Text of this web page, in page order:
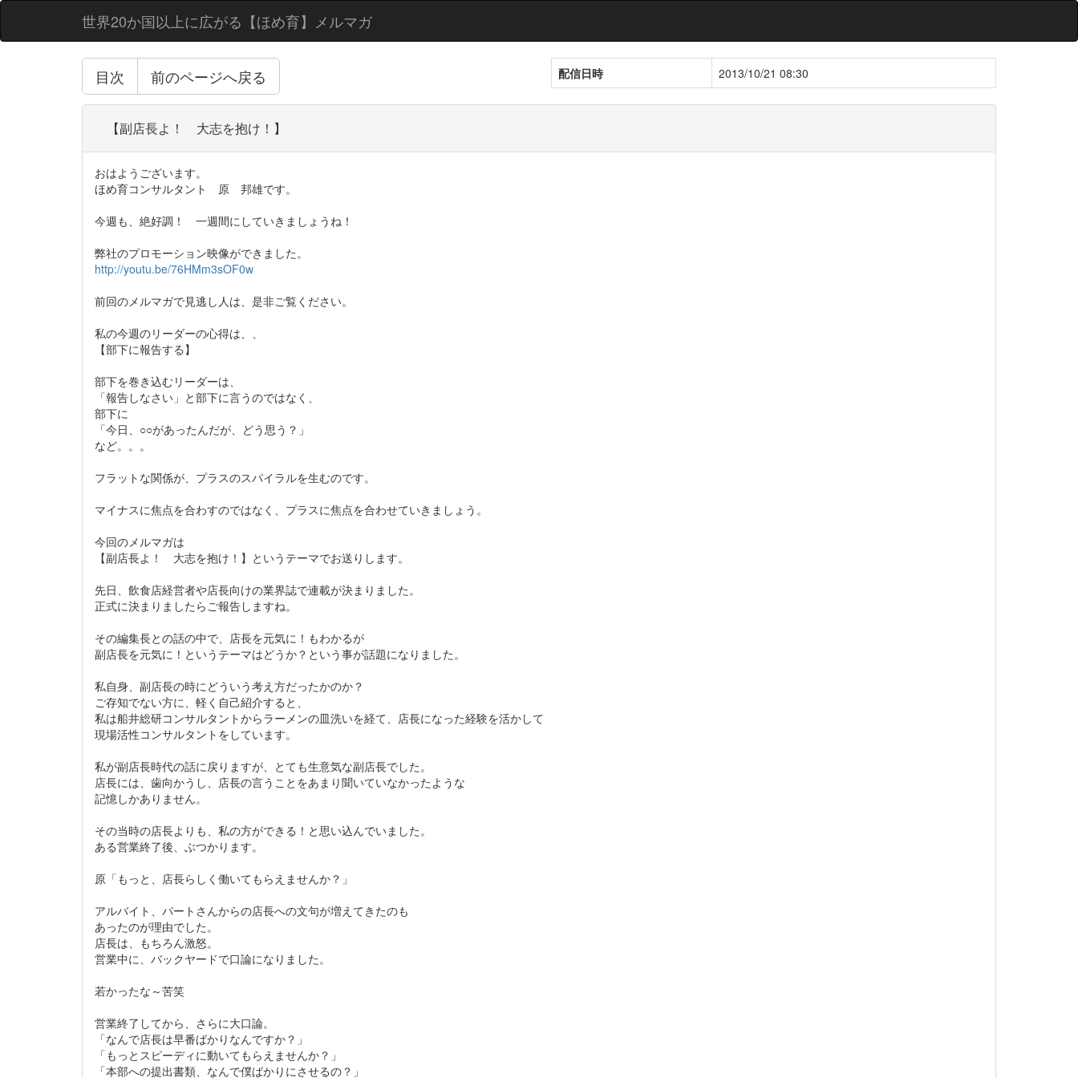
世界20か国以上に広がる【ほめ育】メルマガ
目次 前のページへ戻る 配信日時 2013/10/21 08:30
【副店長よ！ 大志を抱け！】
おはようございます。
ほめ育コンサルタント 原 邦雄です。
今週も、絶好調！ 一週間にしていきましょうね！
弊社のプロモーション映像ができました。
http://youtu.be/76HMm3sOF0w
前回のメルマガで見逃し人は、是非ご覧ください。
私の今週のリーダーの心得は、、
【部下に報告する】
部下を巻き込むリーダーは、
「報告しなさい」と部下に言うのではなく、
部下に
「今日、○○があったんだが、どう思う？」
など。。。
フラットな関係が、プラスのスパイラルを生むのです。
マイナスに焦点を合わすのではなく、プラスに焦点を合わせていきましょう。
今回のメルマガは
【副店長よ！ 大志を抱け！】というテーマでお送りします。
先日、飲食店経営者や店長向けの業界誌で連載が決まりました。
正式に決まりましたらご報告しますね。
その編集長との話の中で、店長を元気に！もわかるが
副店長を元気に！というテーマはどうか？という事が話題になりました。
私自身、副店長の時にどういう考え方だったかのか？
ご存知でない方に、軽く自己紹介すると、
私は船井総研コンサルタントからラーメンの皿洗いを経て、店長になった経験を活かして
現場活性コンサルタントをしています。
私が副店長時代の話に戻りますが、とても生意気な副店長でした。
店長には、歯向かうし、店長の言うことをあまり聞いていなかったような
記憶しかありません。
その当時の店長よりも、私の方ができる！と思い込んでいました。
ある営業終了後、ぶつかります。
原「もっと、店長らしく働いてもらえませんか？」
アルバイト、パートさんからの店長への文句が増えてきたのも
あったのが理由でした。
店長は、もちろん激怒。
営業中に、バックヤードで口論になりました。
若かったな～苦笑
営業終了してから、さらに大口論。
「なんで店長は早番ばかりなんですか？」
「もっとスピーディに動いてもらえませんか？」
「本部への提出書類、なんで僕ばかりにさせるの？」